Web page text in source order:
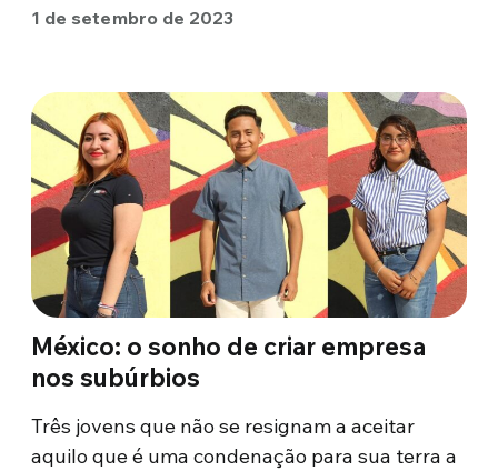
1 de setembro de 2023
México: o sonho de criar empresa
nos subúrbios
Três jovens que não se resignam a aceitar
aquilo que é uma condenação para sua terra a